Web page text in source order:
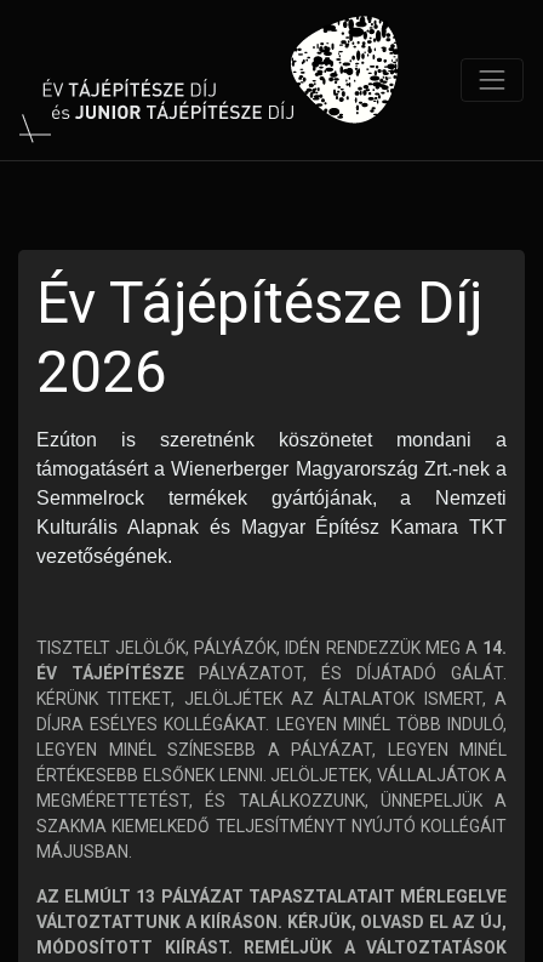
Év Tájépítésze Díj
2026
Ezúton is szeretnénk köszönetet mondani a
támogatásért a Wienerberger Magyarország
Semmelrock termékek gyártójának, a
Nemzeti
Kulturális Alapnak és Magyar Építész Kamara TKT
vezetőségének.
TISZTELT JELÖLŐK, PÁLYÁZÓK, IDÉN RENDEZZÜK MEG A 14.
ÉV TÁJÉPÍTÉSZE PÁLYÁZATOT, ÉS DÍJÁTADÓ GÁLÁT.
KÉRÜNK TITEKET, JELÖLJÉTEK AZ ÁLTALATOK ISMERT, A
DÍJRA ESÉLYES KOLLÉGÁKAT. LEGYEN MINÉL TÖBB INDULÓ,
LEGYEN MINÉL SZÍNESEBB A PÁLYÁZAT, LEGYEN MINÉL
ÉRTÉKESEBB ELSŐNEK LENNI. JELÖLJETEK, VÁLLALJÁTOK A
MEGMÉRETTETÉST, ÉS TALÁLKOZZUNK, ÜNNEPELJÜK A
SZAKMA KIEMELKEDŐ TELJESÍTMÉNYT NYÚJTÓ KOLLÉGÁIT
MÁJUSBAN.
AZ ELMÚLT 13 PÁLYÁZAT TAPASZTALATAIT MÉRLEGELVE
VÁLTOZTATTUNK A KIÍRÁSON. KÉRJÜK, OLVASD EL AZ ÚJ,
MÓDOSÍTOTT KIÍRÁST. REMÉLJÜK A VÁLTOZTATÁSOK